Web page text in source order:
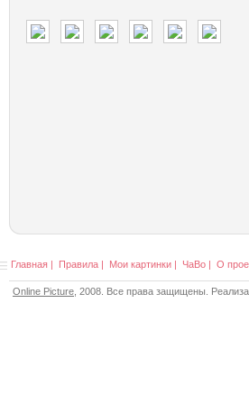
Главная | Правила | Мои картинки | ЧаВо | О
Online Picture , 2008. Все права защищены.